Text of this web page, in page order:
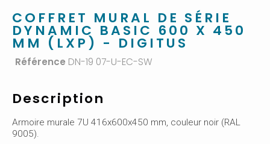
COFFRET MURAL DE SÉRIE
DYNAMIC BASIC 600 X 450
MM (LXP) - DIGITUS
Référence DN-19 07-U-EC-SW
Description
Armoire murale 7U 416x600x450 mm, couleur noir (RAL
9005).